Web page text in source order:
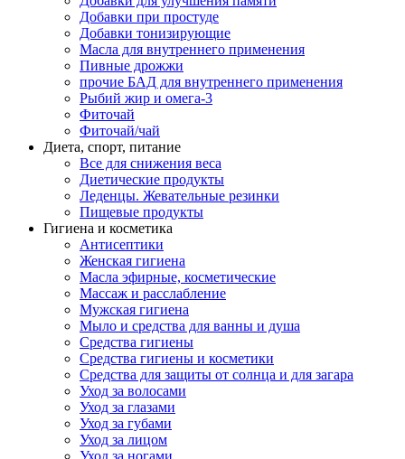
Добавки при простуде
Добавки тонизирующие
Масла для внутреннего применения
Пивные дрожжи
прочие БАД для внутреннего применения
Рыбий жир и омега-3
Фиточай
Фиточай/чай
Диета, спорт, питание
Все для снижения веса
Диетические продукты
Леденцы. Жевательные резинки
Пищевые продукты
Гигиена и косметика
Антисептики
Женская гигиена
Масла эфирные, косметические
Массаж и расслабление
Мужская гигиена
Мыло и средства для ванны и душа
Средства гигиены
Средства гигиены и косметики
Средства для защиты от солнца и для загара
Уход за волосами
Уход за глазами
Уход за губами
Уход за лицом
Уход за ногами